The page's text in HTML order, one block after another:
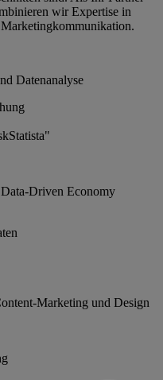
wir Expertise in
Datenanalyse
Driven Economy
Marketing und Design